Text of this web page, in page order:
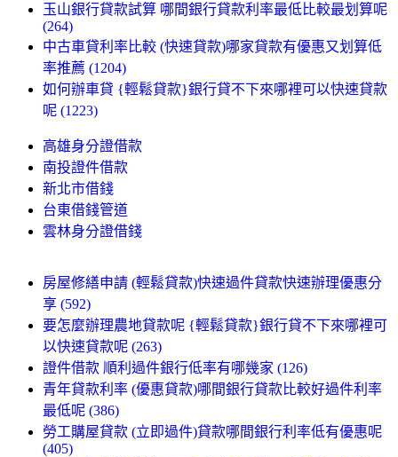
玉山銀行貸款試算 哪間銀行貸款利率最低比較最划算呢
(264)
中古車貸利率比較 (快速貸款)哪家貸款有優惠又划算低
率推薦 (1204)
如何辦車貸 {輕鬆貸款}銀行貸不下來哪裡可以快速貸款
呢 (1223)
高雄身分證借款
南投證件借款
新北市借錢
台東借錢管道
雲林身分證借錢
房屋修繕申請 (輕鬆貸款)快速過件貸款快速辦理優惠分
享 (592)
要怎麼辦理農地貸款呢 {輕鬆貸款}銀行貸不下來哪裡可
以快速貸款呢 (263)
證件借款 順利過件銀行低率有哪幾家 (126)
青年貸款利率 (優惠貸款)哪間銀行貸款比較好過件利率
最低呢 (386)
勞工購屋貸款 (立即過件)貸款哪間銀行利率低有優惠呢
(405)